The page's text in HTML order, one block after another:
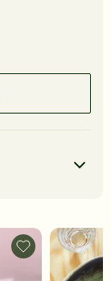
635kcal
45g
Sandwich
med
posjert